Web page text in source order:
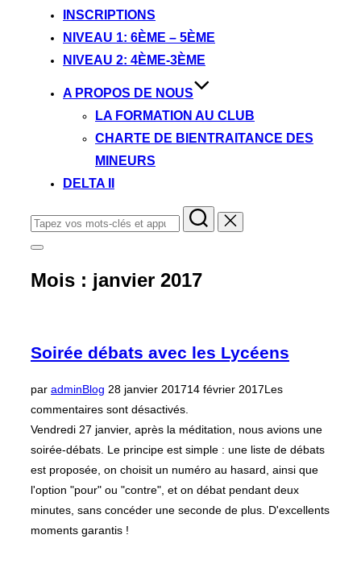
INSCRIPTIONS
NIVEAU 1: 6ÈME – 5ÈME
NIVEAU 2: 4ÈME-3ÈME
A PROPOS DE NOUS
LA FORMATION AU CLUB
CHARTE DE BIENTRAITANCE DES
MINEURS
DELTA II
Rechercher :
Permuter
colonne
latérale
Mois : janvier 2017
Soirée débats avec les Lycéens
par adminBlog Publié
le
28 janvier 201714 février 2017Les
commentaires sont désactivés.
Vendredi 27 janvier, après la méditation, nous avions une
soirée-débats. Le principe est simple : une liste de débats
est proposée, on choisit un numéro au hasard, ainsi que
l'option "pour" ou "contre", et on débat pendant deux
minutes, sans concéder une seconde de plus. D'excellents
moments garantis !